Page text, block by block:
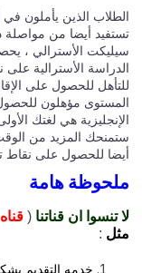
الذين يأملون في
أيضا من مواصلة
الأسترالي ، يحصل
الأسترالية على
للحصول على الإقامة
مؤهلون للحصول
هي لغتك الأولى
المزيد من الوقت
للحصول على نقاط
هامة
تنسوا ان قناتنا( قناه
:
خدمه التقديم بشكل